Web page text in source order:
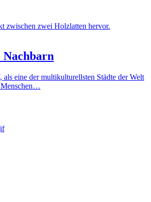
als eine der multikulturellsten Städte der Welt
Menschen…